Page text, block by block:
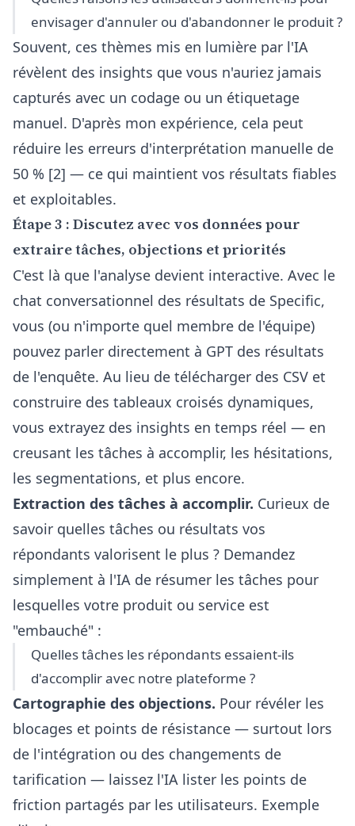
envisager d'annuler ou d'abandonner le produit ?
Souvent, ces thèmes mis en lumière par l'IA
révèlent des insights que vous n'auriez jamais
capturés avec un codage ou un étiquetage
manuel. D'après mon expérience, cela peut
réduire les erreurs d'interprétation manuelle de
50 % [2] — ce qui maintient vos résultats fiables
et exploitables.
Étape 3 : Discutez avec vos données pour
extraire tâches, objections et priorités
C'est là que l'analyse devient interactive. Avec le
chat conversationnel des résultats de Specific,
vous (ou n'importe quel membre de l'équipe)
pouvez parler directement à GPT des résultats
de l'enquête. Au lieu de télécharger des CSV et
construire des tableaux croisés dynamiques,
vous extrayez des insights en temps réel — en
creusant les tâches à accomplir, les hésitations,
les segmentations, et plus encore.
Extraction des tâches à accomplir. Curieux de
savoir quelles tâches ou résultats vos
répondants valorisent le plus ? Demandez
simplement à l'IA de résumer les tâches pour
lesquelles votre produit ou service est
"embauché" :
Quelles tâches les répondants essaient-ils
d'accomplir avec notre plateforme ?
Cartographie des objections. Pour révéler les
blocages et points de résistance — surtout lors
de l'intégration ou des changements de
tarification — laissez l'IA lister les points de
friction partagés par les utilisateurs. Exemple